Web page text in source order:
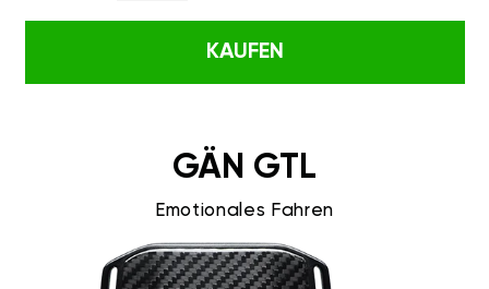
KAUFEN
GÄN GTL
Emotionales Fahren